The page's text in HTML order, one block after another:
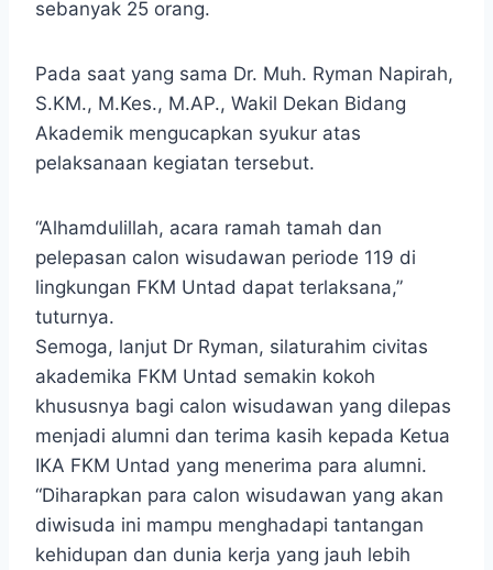
sebanyak 25 orang.
Pada saat yang sama Dr. Muh. Ryman Napirah,
S.KM., M.Kes., M.AP., Wakil Dekan Bidang
Akademik mengucapkan syukur atas
pelaksanaan kegiatan tersebut.
“Alhamdulillah, acara ramah tamah dan
pelepasan calon wisudawan periode 119 di
lingkungan FKM Untad dapat terlaksana,”
tuturnya.
Semoga, lanjut Dr Ryman, silaturahim civitas
akademika FKM Untad semakin kokoh
khususnya bagi calon wisudawan yang dilepas
menjadi alumni dan terima kasih kepada Ketua
IKA FKM Untad yang menerima para alumni.
“Diharapkan para calon wisudawan yang akan
diwisuda ini mampu menghadapi tantangan
kehidupan dan dunia kerja yang jauh lebih